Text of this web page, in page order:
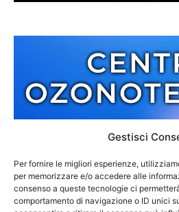
Gestisci
Per fornire le migliori esperienze,
per memorizzare e/o accedere alle
consenso a queste tecnologie ci
comportamento di navigazione o ID unici